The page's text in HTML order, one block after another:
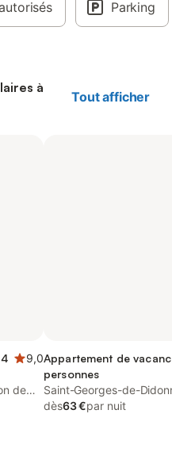
Parking
à
Tout afficher
9,0
de
Appartement de
personnes
Saint-Georges-de-
Rochefort
dès63 €par nuit